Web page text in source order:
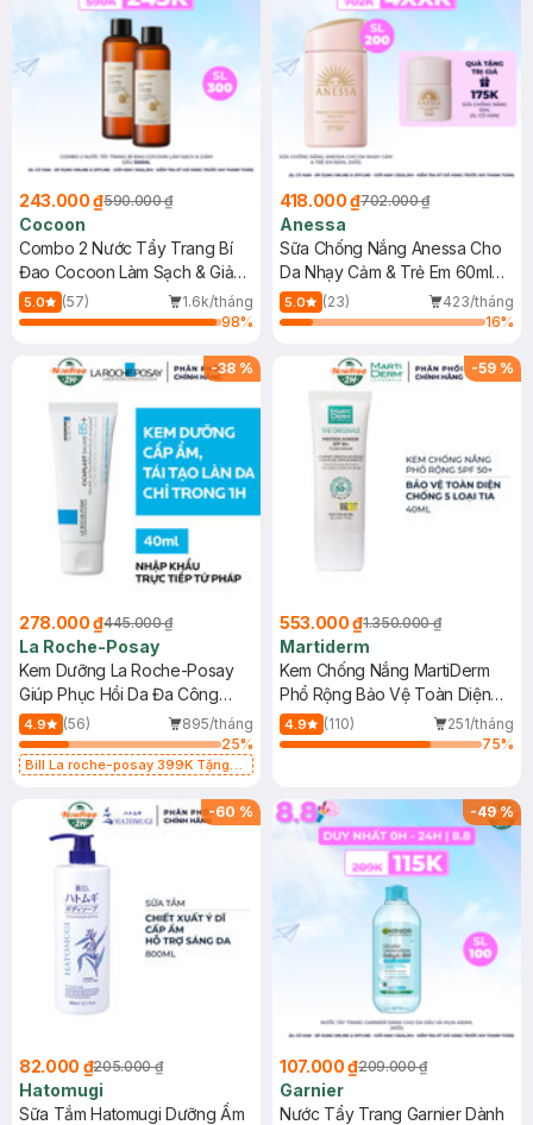
243.000 ₫590.000 ₫
Cocoon
Combo 2 Nước Tẩy Trang Bí
Đao Cocoon Làm Sạch & Giảm
Dầu 500ml
5.0 (57)
1.6k/tháng
98%
418.000 ₫702.000 ₫
Anessa
Sữa Chống Nắng Anessa Cho
Da Nhạy Cảm & Trẻ Em 60ml
(Mới)
5.0 (23)
423/tháng
16%
-38 %
278.000 ₫445.000 ₫
La Roche-Posay
Kem Dưỡng La Roche-Posay
Giúp Phục Hồi Da Đa Công
Dụng 40ml
4.9 (56)
895/tháng
25%
Bill La roche-posay 399K Tặng
(SL có hạn)
-59 %
553.000 ₫1.350.000 ₫
Martiderm
Kem Chống Nắng MartiDerm
Phổ Rộng Bảo Vệ Toàn Diện
40ml
4.9 (110)
251/tháng
75%
-60 %
82.000 ₫205.000 ₫
Hatomugi
Sữa Tắm Hatomugi Dưỡng Ẩm
-49%
107.000 ₫209.000 ₫
Garnier
Nước Tẩy Trang Garnier Dành